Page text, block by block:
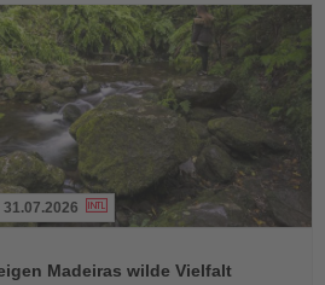
31.07.2026
Madeiras wilde Vielfalt